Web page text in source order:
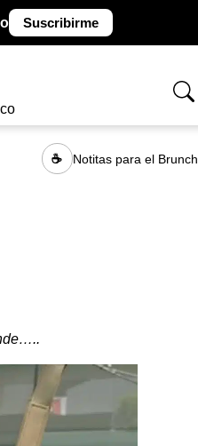
Suscribirme
☕ Notitas para el Brunch